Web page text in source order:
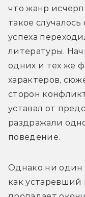
что жанр
такое
успеха
литературы.
одних и тех же
характеров,
сторон
уставал от
раздражали
поведение.
Однако ни один
как